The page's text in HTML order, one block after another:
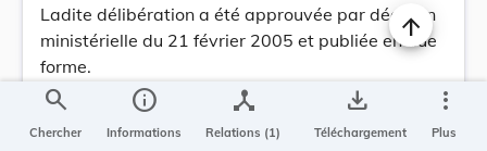
Ladite délibération a été approuvée par décision
ministérielle du 21 février 2005 et publiée en due
forme.
B e c h. – Règlement-taxe relatif à l’utilisation
d’une salle dite «Gemeindesaal» à Bech.
En séance du 23 février 2005 le Conseil communal
search
Chercher
info
Informations
device_hub
Relations (1)
save_alt
Téléchargement
more_vert
Plus